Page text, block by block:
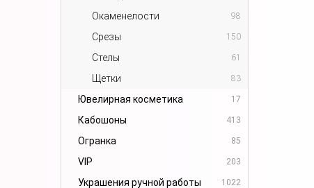
Окаменелости 98
Срезы 150
Стелы 61
Щетки 83
Ювелирная косметика 17
Кабошоны 413
Огранка 85
VIP 203
Украшения ручной работы 1022